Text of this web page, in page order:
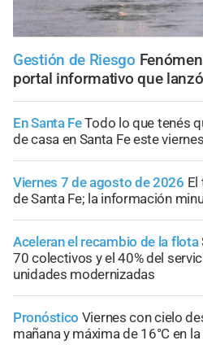
Gestión de Riesgo
portal informativo que
En Santa FeTodo lo que tenés
de casa en Santa Fe este
Viernes 7 de agosto de 2026 El
de Santa Fe; la información
Aceleran el recambio de la flota
70 colectivos y el 40% del
unidades modernizadas
Pronóstico Viernes con cielo
mañana y máxima de 16°C en